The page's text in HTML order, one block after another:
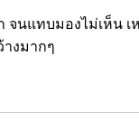
จนแทบมองไม่เห็น เ
งมากๆ